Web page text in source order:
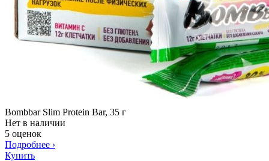
Bombbar Slim Protein Bar, 35 г
Нет в наличии
5 оценок
Подробнее ›
Купить